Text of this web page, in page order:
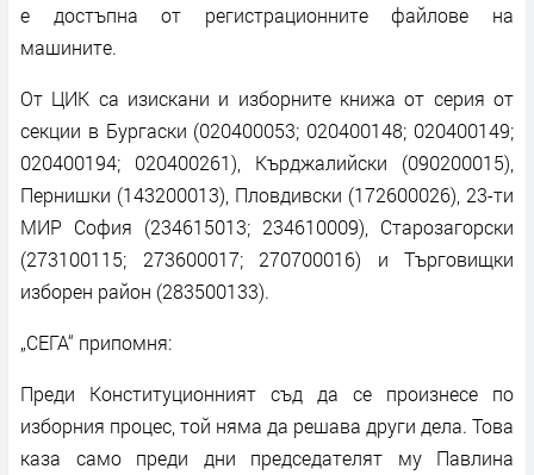
е достъпна от регистрационните файлове на
машините.
От ЦИК са изискани и изборните книжа от серия от
секции в Бургаски (020400053; 020400148; 020400149;
020400194; 020400261), Кърджалийски (090200015),
Пернишки (143200013), Пловдивски (172600026), 23-ти
МИР София (234615013; 234610009), Старозагорски
(273100115; 273600017; 270700016) и Търговищки
изборен район (283500133).
„СЕГА“ припомня:
Преди Конституционният съд да се произнесе по
изборния процес, той няма да решава други дела. Това
каза само преди дни председателят му Павлина